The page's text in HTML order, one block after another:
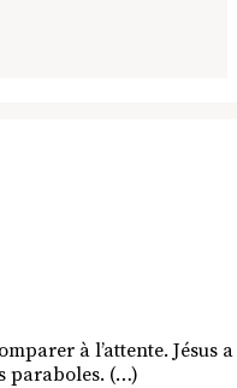
à l’attente. Jésus
paraboles. (…)